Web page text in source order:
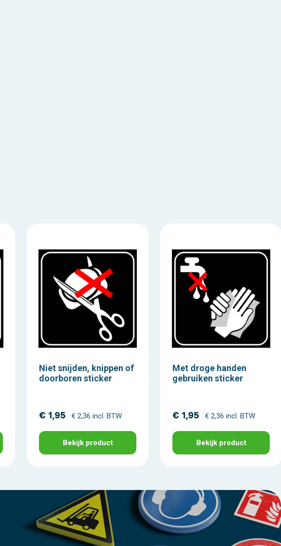
Niet snijden, knippen of
doorboren sticker
€ 1,95 € 2,36 incl. BTW
Bekijk product
Met droge handen
gebruiken sticker
€ 1,95 € 2,36 incl. BTW
Bekijk product